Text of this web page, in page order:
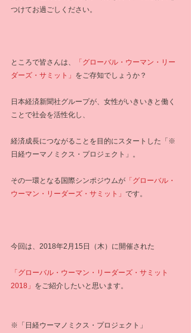
つけてお過ごしください。
ところで皆さんは、
「グローバル・ウーマン・リー
ダーズ・サミット」 をご存知でしょうか？
日本経済新聞社グループが、女性がいきいきと働く
ことで社会を活性化し、
経済成長につながることを目的にスタートした「※
日経ウーマノミクス・プロジェクト」。
その一環となる国際シンポジウムが 「グローバル・
ウーマン・リーダーズ・サミット」 です。
今回は、2018年2月15日（木）に開催された
「グローバル・ウーマン・リーダーズ・サミット
2018」 をご紹介したいと思います。
※「日経ウーマノミクス・プロジェクト」